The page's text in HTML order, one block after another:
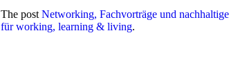
The post Networking, Fachvorträge und
für working, learning & living.